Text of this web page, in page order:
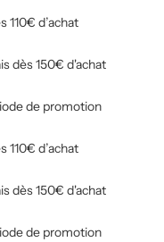
110€ d’achat
dès 150€ d'achat
de promotion
110€ d’achat
dès 150€ d'achat
de promotion